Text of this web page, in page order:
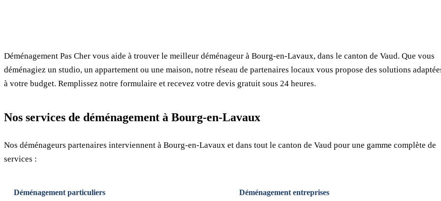
Déménagement Pas Cher vous aide à trouver le meilleur déménageur à Bourg-en-Lavaux, dans le canton de Vaud. Que vous
déménagiez un studio, un appartement ou une maison, notre réseau de partenaires locaux vous propose des solutions
à votre budget. Remplissez notre formulaire et recevez votre devis gratuit sous 24 heures.
Nos services de déménagement à Bourg-en-Lavaux
Nos déménageurs partenaires interviennent à Bourg-en-Lavaux et dans tout le canton de Vaud pour une gamme complète de
services :
Déménagement particuliers Déménagement entreprises